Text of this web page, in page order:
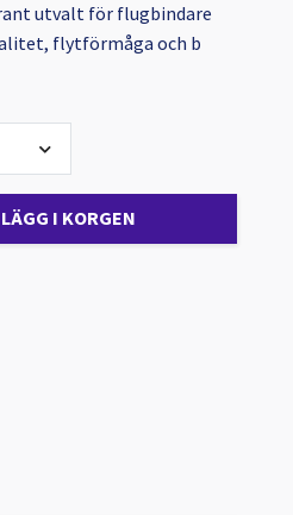
utvalt för flugbindare
flytförmåga och b
LÄGG I KORGEN